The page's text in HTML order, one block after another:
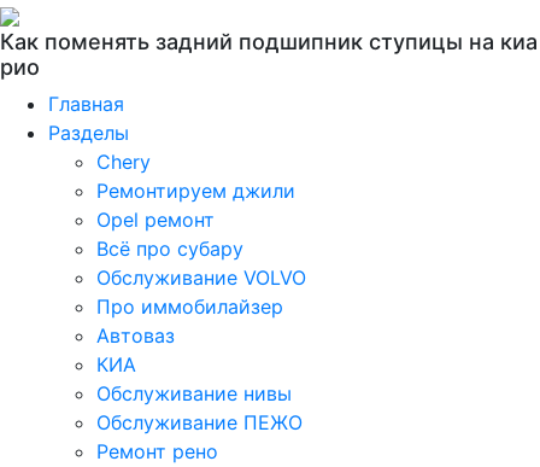
Как поменять задний подшипник ступицы на киа
рио
Главная
Разделы
Chery
Ремонтируем джили
Opel ремонт
Всё про субару
Обслуживание VOLVO
Про иммобилайзер
Автоваз
КИА
Обслуживание нивы
Обслуживание ПЕЖО
Ремонт рено